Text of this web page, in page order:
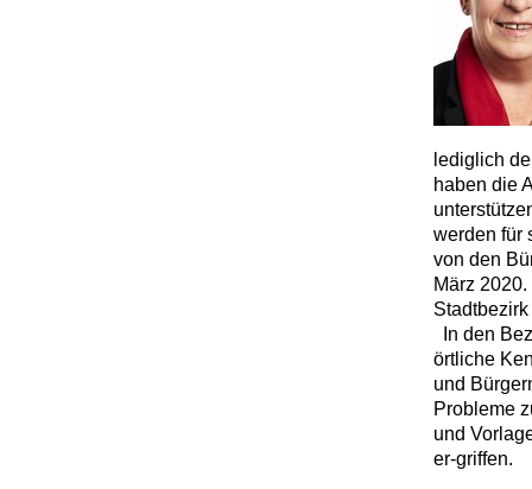
lediglich
haben die
werden für
von den
März
In den
örtliche
und
Probleme
und
er-griffen.